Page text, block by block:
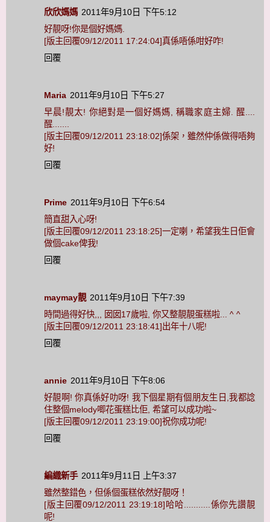
欣欣媽媽 2011年9月10日 下午5:12
好靚呀!你是個好媽媽.
[版主回覆09/12/2011 17:24:04]真係唔係咁好咋!
回覆
Maria 2011年9月10日 下午5:27
早晨!靚太! 你絕對是一個好媽媽, 稱職家庭主婦. 醒....
醒.......
[版主回覆09/12/2011 23:18:02]係架，雖然仲係做得唔夠
好!
回覆
Prime 2011年9月10日 下午6:54
簡直甜入心呀!
[版主回覆09/12/2011 23:18:25]一定喇，希望我生日佢會
做個cake俾我!
回覆
maymay靚 2011年9月10日 下午7:39
時間過得好快,,, 囡囡17歲啦, 你又整靚靚蛋糕啦... ^ ^
[版主回覆09/12/2011 23:18:41]出年十八呢!
回覆
annie 2011年9月10日 下午8:06
好靚啊! 你真係好叻呀! 我下個星期有個朋友生日,我都諗
住整個melody唧花蛋糕比佢, 希望可以成功啦~
[版主回覆09/12/2011 23:19:00]祝你成功呢!
回覆
編織新手 2011年9月11日 上午3:37
雖然整錯色，但係個蛋糕依然好靚呀！
[版主回覆09/12/2011 23:19:18]哈哈...........係你先讚靚
呢!